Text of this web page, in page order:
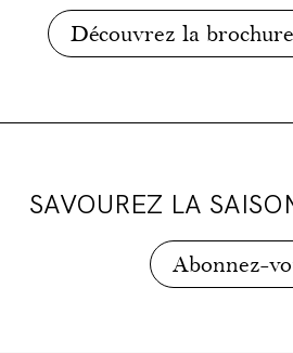
Découvrez la
SAVOUREZ LA
Abonnez-